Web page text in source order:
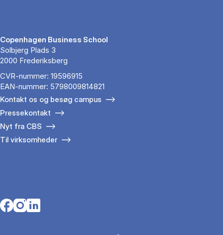
Copenhagen Business School
Solbjerg Plads 3
2000 Frederiksberg
CVR-nummer: 19596915
EAN-nummer: 5798009814821
Kontakt os og besøg campus
Pressekontakt
Nyt fra CBS
Til virksomheder
Opens in a new tab
Opens in a new tab
Opens in a new tab